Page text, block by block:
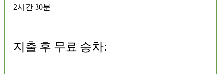
2시간 30분
지출 후 무료 승차: